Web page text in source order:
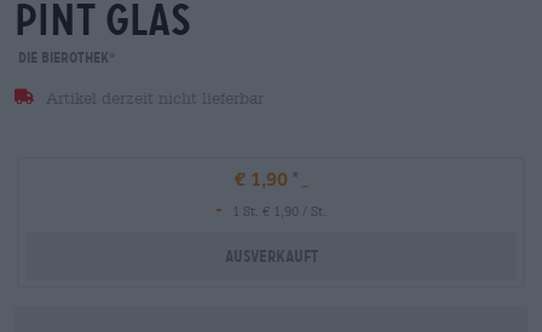
pint glas
Die Bierothek
Artikel derzeit nicht lieferbar
€ 1,90
-
1 St. € 1,90 / St.
Ausverkauft